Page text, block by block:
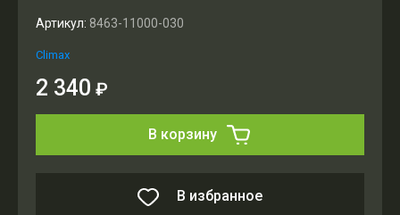
Артикул: 8463-11000-030
Climax
2 340 ₽
В корзину
В избранное